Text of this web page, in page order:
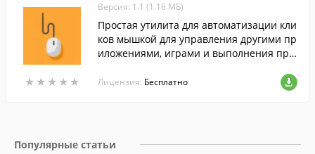
★ ★ ★ ★ ★
★ ★ ★ ★ ★
Версия: 1.1 (1.16 МБ)
Простая утилита для автоматизации кли
ков мышкой для управления другими пр
иложениями, играми и выполнения про
Лицензия: Бесплатно
Популярные статьи